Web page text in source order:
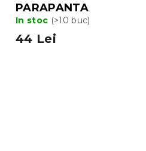
PARAPANTA
In stoc (>10 buc)
44 Lei